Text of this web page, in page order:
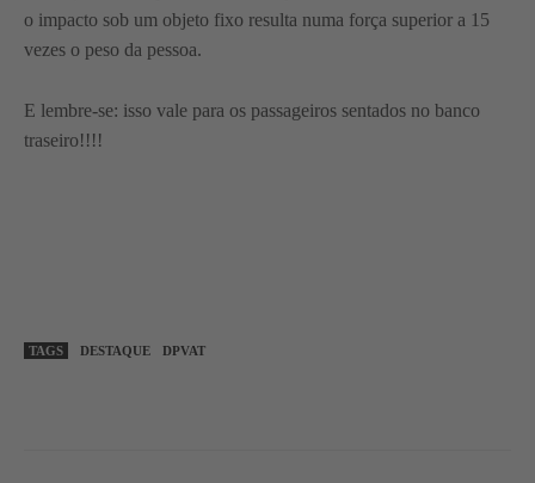
o impacto sob um objeto fixo resulta numa força superior a 15
vezes o peso da pessoa.
E lembre-se: isso vale para os passageiros sentados no banco
traseiro!!!!
TAGS DESTAQUE DPVAT